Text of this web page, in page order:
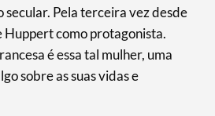
secular. Pela terceira vez desde
Huppert como protagonista.
é essa tal mulher, uma
sobre as suas vidas e